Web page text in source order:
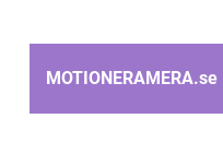
MOTIONERAMERA.se